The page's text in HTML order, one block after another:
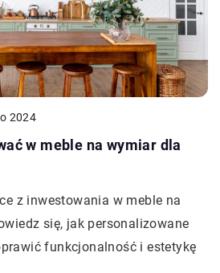
2024
w meble na wymiar dla
z inwestowania w meble na
się, jak personalizowane
funkcjonalność i estetykę